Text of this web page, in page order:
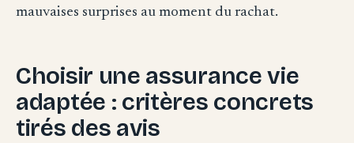
mauvaises surprises au moment du rachat.
Choisir une assurance vie
adaptée : critères concrets
tirés des avis